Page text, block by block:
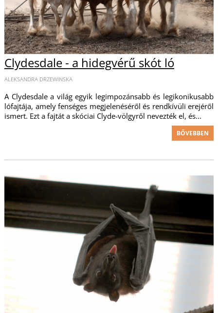
Clydesdale - a hidegvérű skót ló
ALEKSANDRA DRZEWINSKA
A Clydesdale a világ egyik legimpozánsabb és legikonikusabb
lófajtája, amely fenséges megjelenéséről és rendkívüli erejéről
ismert. Ezt a fajtát a skóciai Clyde-völgyről nevezték el, és...
BŐVEBBEN